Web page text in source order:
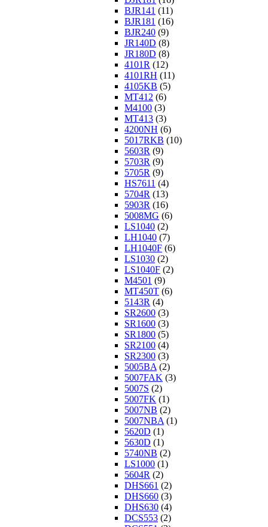
BJR141 (11)
BJR181 (16)
BJR240 (9)
JR140D (8)
JR180D (8)
4101R (12)
4101RH (11)
4105KB (5)
MT412 (6)
M4100 (3)
MT413 (3)
4200NH (6)
5017RKB (10)
5603R (9)
5703R (9)
5705R (9)
HS7611 (4)
5704R (13)
5903R (16)
5008MG (6)
LS1040 (2)
LH1040 (7)
LH1040F (6)
LS1030 (2)
LS1040F (2)
M4501 (9)
MT450T (6)
5143R (4)
SR2600 (3)
SR1600 (3)
SR1800 (5)
SR2100 (4)
SR2300 (3)
5005BA (2)
5007FAK (3)
5007S (2)
5007FK (1)
5007NB (2)
5007NBA (1)
5620D (1)
5630D (1)
5740NB (2)
LS1000 (1)
5604R (2)
DHS661 (2)
DHS660 (3)
DHS630 (4)
DCS553 (2)